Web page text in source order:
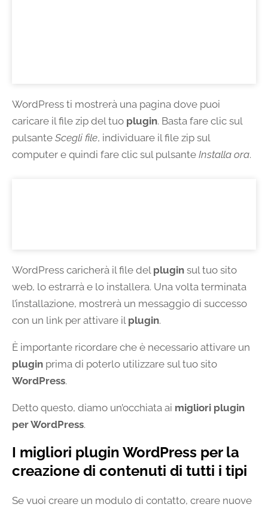
WordPress ti mostrerà una pagina dove puoi
caricare il file zip del tuo plugin. Basta fare clic sul
pulsante Scegli file, individuare il file zip sul
computer e quindi fare clic sul pulsante Installa ora.
WordPress caricherà il file del plugin sul tuo sito
web, lo estrarrà e lo installera. Una volta terminata
l’installazione, mostrerà un messaggio di successo
con un link per attivare il plugin.
È importante ricordare che è necessario attivare un
plugin prima di poterlo utilizzare sul tuo sito
WordPress.
Detto questo, diamo un’occhiata ai migliori plugin
per WordPress.
I migliori plugin WordPress per la
creazione di contenuti di tutti i tipi
Se vuoi creare un modulo di contatto, creare nuove